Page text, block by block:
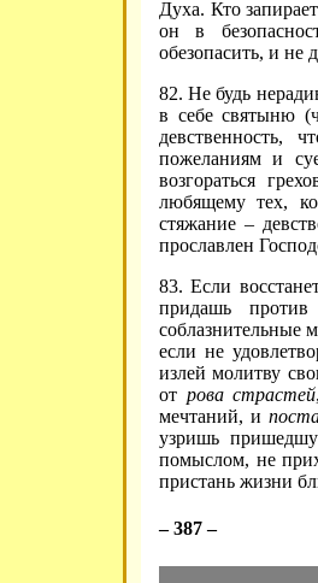
Духа. Кто
он в
обезопасить, и не
82. Не будь
в себе святыню
пожеланиям и
возгораться
любящему тех,
стяжание –
прославлен
83. Если
придашь
соблазнительные
если не
излей молитву
от рова страстей
мечтаний, и
узришь
помыслом, не
пристань жизни
– 387 –